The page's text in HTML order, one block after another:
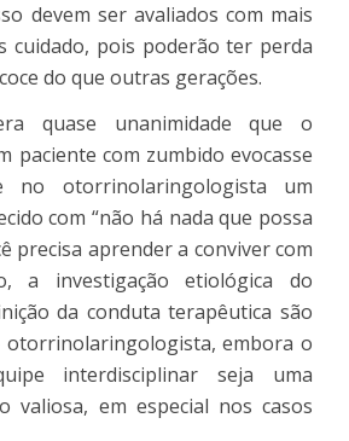
devem ser avaliados com mais
cuidado, pois poderão ter perda
do que outras gerações.
quase unanimidade que o
paciente com zumbido evocasse
no otorrinolaringologista um
com “não há nada que possa
precisa aprender a conviver com
a investigação etiológica do
da conduta terapêutica são
embora o
interdisciplinar seja uma
valiosa, em especial nos casos